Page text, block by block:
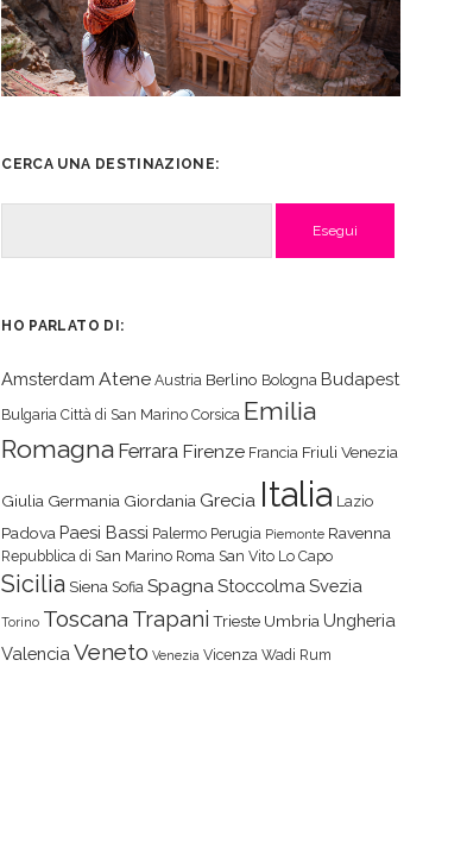
CERCA UNA DESTINAZIONE:
HO PARLATO DI:
Amsterdam Atene Austria Berlino Bologna Budapest
Bulgaria Città di San Marino Corsica Emilia
Romagna Ferrara Firenze Francia Friuli Venezia
Giulia Germania Giordania Grecia Italia Lazio
Padova Paesi Bassi Palermo Perugia Piemonte Ravenna
Repubblica di San Marino Roma San Vito Lo Capo
Sicilia Siena Sofia SpagnaStoccolma Svezia
Torino Toscana Trapani Trieste Umbria Ungheria
Valencia Veneto Venezia Vicenza Wadi Rum